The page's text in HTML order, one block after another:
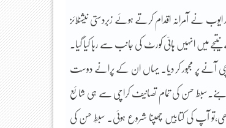
نے آمرانہ اقدام کرتے ہوئے زبردستی نیشنلائز
میں انہیں ہائی کورٹ کی جانب سے رہا کیا گیا۔
آنے پر مجبور کر دیا۔ یہاں ان کے پرانے دوست
حسن کی تمام تصانیف کراچی سے ہی شائع
آپ کی کتابیں چھپنا شروع ہوئی۔ سبطِ حسن کی